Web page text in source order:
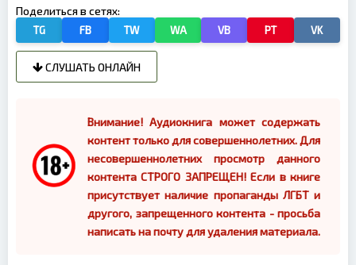
Поделиться в сетях:
TG FB TW WA VB PT VK
СЛУШАТЬ ОНЛАЙН
Внимание! Аудиокнига может содержать
контент только для совершеннолетних. Для
несовершеннолетних просмотр данного
контента СТРОГО ЗАПРЕЩЕН! Если в книге
присутствует наличие пропаганды ЛГБТ и
другого, запрещенного контента - просьба
написать на почту для удаления материала.